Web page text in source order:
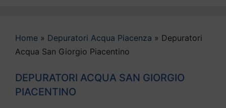
Home » Depuratori Acqua Piacenza » Depuratori
Acqua San Giorgio Piacentino
DEPURATORI ACQUA SAN GIORGIO
PIACENTINO